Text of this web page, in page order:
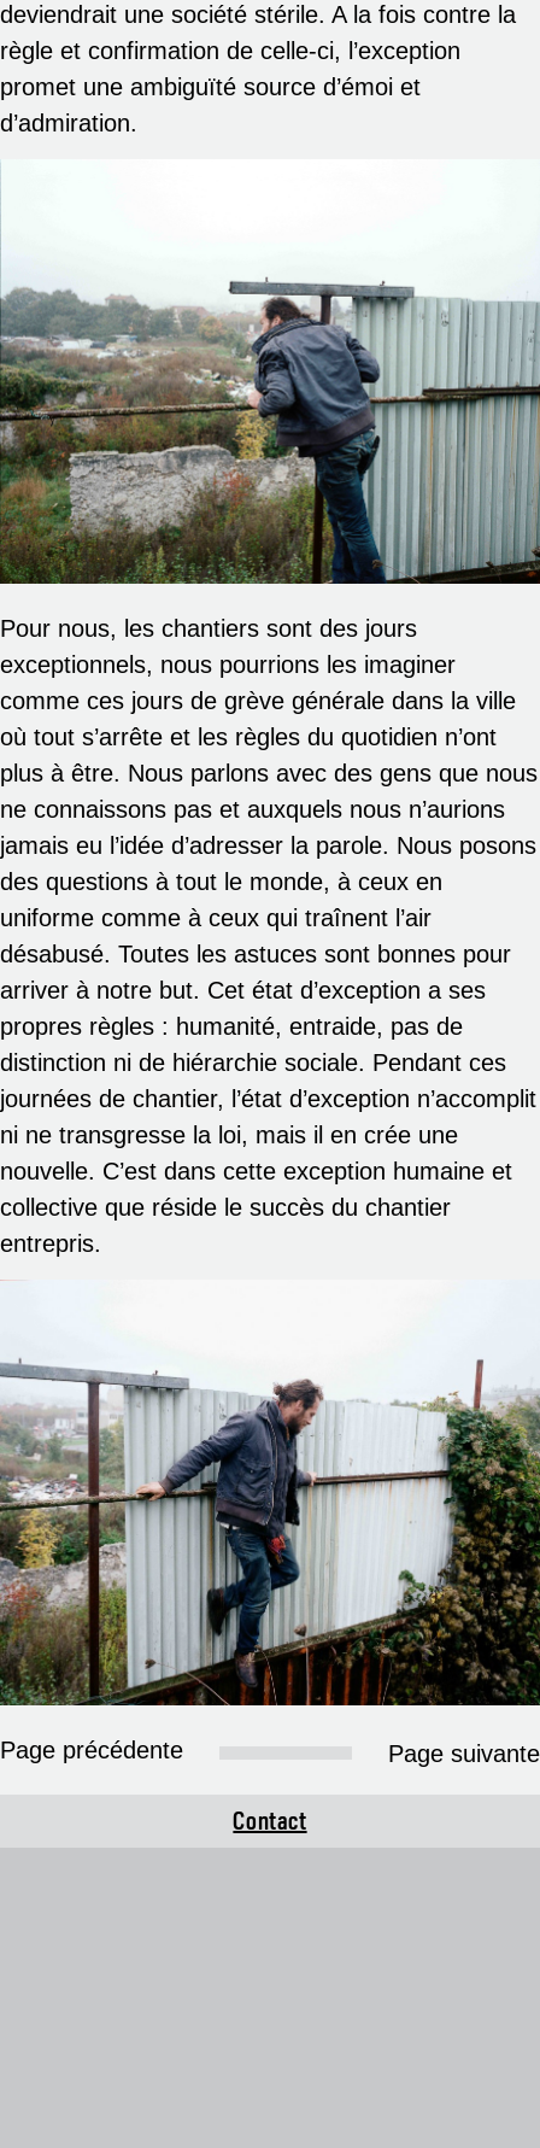
deviendrait une société stérile. A la fois contre la
règle et confirmation de celle-ci, l’exception
promet une ambiguïté source d’émoi et
d’admiration.
Pour nous, les chantiers sont des jours
exceptionnels, nous pourrions les imaginer
comme ces jours de grève générale dans la ville
où tout s’arrête et les règles du quotidien n’ont
plus à être. Nous parlons avec des gens que nous
ne connaissons pas et auxquels nous n’aurions
jamais eu l’idée d’adresser la parole. Nous posons
des questions à tout le monde, à ceux en
uniforme comme à ceux qui traînent l’air
désabusé. Toutes les astuces sont bonnes pour
arriver à notre but. Cet état d’exception a ses
propres règles : humanité, entraide, pas de
distinction ni de hiérarchie sociale. Pendant ces
journées de chantier, l’état d’exception n’accomplit
ni ne transgresse la loi, mais il en crée une
nouvelle. C’est dans cette exception humaine et
collective que réside le succès du chantier
entrepris.
Page précédente Page suivante
Contact